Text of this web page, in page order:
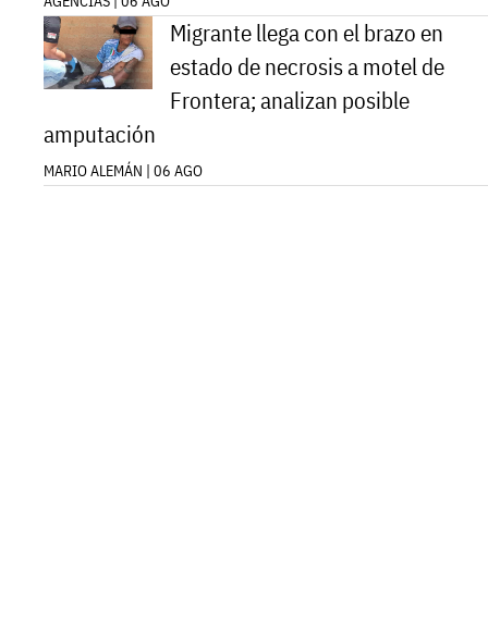
Migrante llega con el brazo en
estado de necrosis a motel de
Frontera; analizan posible
amputación
MARIO ALEMÁN | 06 AGO